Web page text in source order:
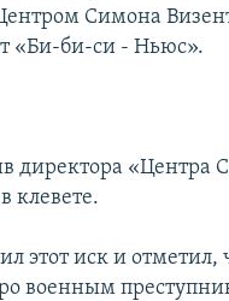
Симона
«Би-би-си - Ньюс».
директора «Центра
клевете.
этот иск и
военным